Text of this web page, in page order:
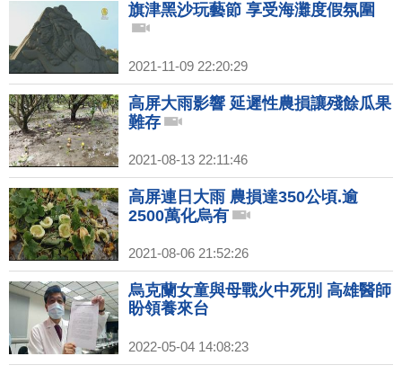
旗津黑沙玩藝節 享受海灘度假氛圍
2021-11-09 22:20:29
高屏大雨影響 延遲性農損讓殘餘瓜果
難存
2021-08-13 22:11:46
高屏連日大雨 農損達350公頃.逾
2500萬化烏有
2021-08-06 21:52:26
烏克蘭女童與母戰火中死別 高雄醫師
盼領養來台
2022-05-04 14:08:23